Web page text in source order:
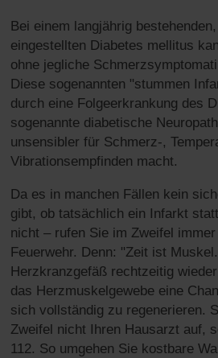
Bei einem langjährig
eingestellten Diabetes mellitus
ohne jegliche
Diese sogenannten "stummen
durch eine Folgeerkrankung des
sogenannte diabetische
unsensibler für Schmerz-,
Vibrationsempfinden macht.
Da es in manchen Fällen kein
gibt, ob tatsächlich ein Infarkt
nicht – rufen Sie im Zweifel
Feuerwehr. Denn: "Zeit ist
Herzkranzgefäß rechtzeitig
das Herzmuskelgewebe eine
sich vollständig zu regenerieren.
Zweifel nicht Ihren Hausarzt auf,
112. So umgehen Sie kostbare